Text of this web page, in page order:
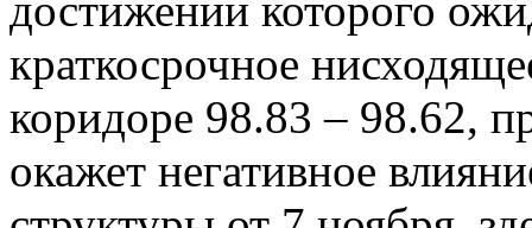
достижении которого
краткосрочное
коридоре 98.83 – 98.62,
окажет негативное